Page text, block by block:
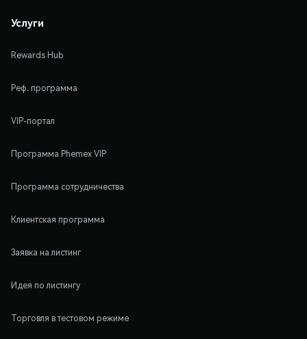
Услуги
Rewards Hub
Реф. программа
VIP-портал
Программа Phemex VIP
Программа сотрудничества
Клиентская программа
Заявка на листинг
Идея по листингу
Торговля в тестовом режиме